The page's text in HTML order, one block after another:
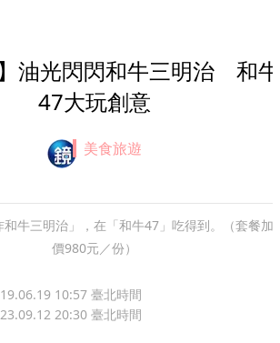
】油光閃閃和牛三明治 和牛
47大玩創意
美食旅遊
牛三明治」，在「和牛47」吃得到。（套餐加
價980元／份）
10:57 臺北時間
20:30 臺北時間